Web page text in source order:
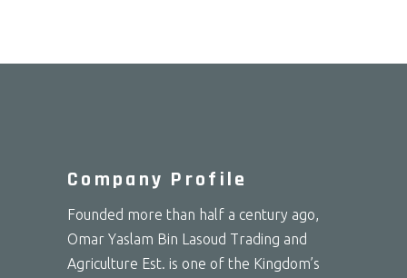
Company Profile
Founded more than half a century ago,
Omar Yaslam Bin Lasoud Trading and
Agriculture Est. is one of the Kingdom’s